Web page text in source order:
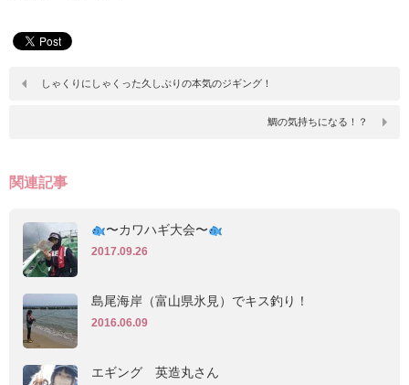
しゃくりにしゃくった久しぶりの本気のジギング！
鯛の気持ちになる！？
関連記事
〜カワハギ大会〜
2017.09.26
島尾海岸（富山県氷見）でキス釣り！
2016.06.09
エギング 英造丸さん